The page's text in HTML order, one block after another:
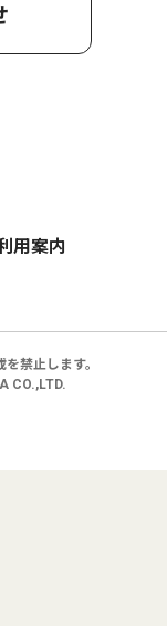
用案内
禁止します。
CO.,LTD.